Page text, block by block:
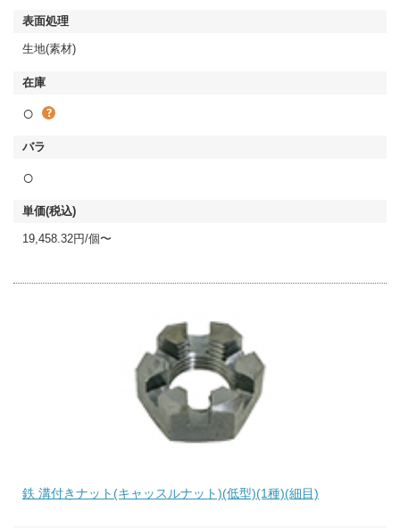
生地(素材)
○
○
19,458.32円/個〜
鉄 溝付きナット(キャッスルナット)(低型)(1種)(細目)